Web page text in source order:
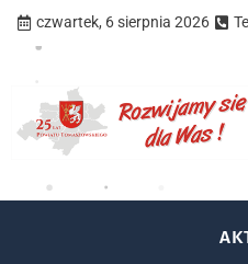
czwartek, 6 sierpnia 2026